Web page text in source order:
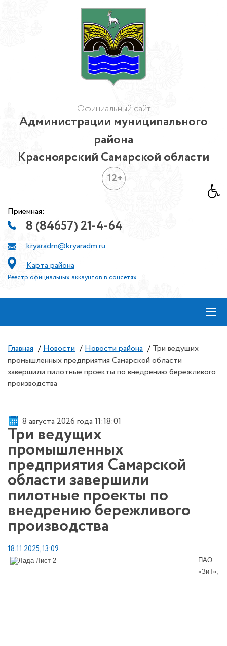
Официальный сайт
Администрации муниципального
района
Красноярский Самарской области
12+
Приемная:
8 (84657) 21-4-64
kryaradm@kryaradm.ru
Карта района
Реестр официальных аккаунтов в соцсетях
≡
Главная / Новости / Новости района / Три ведущих
промышленных предприятия Самарской области
завершили пилотные проекты по внедрению бережливого
производства
8 августа 2026 года 11:18:01
Три ведущих
промышленных
предприятия Самарской
области завершили
пилотные проекты по
внедрению бережливого
производства
18.11.2025, 13:09
ПАО
«ЗиТ»,